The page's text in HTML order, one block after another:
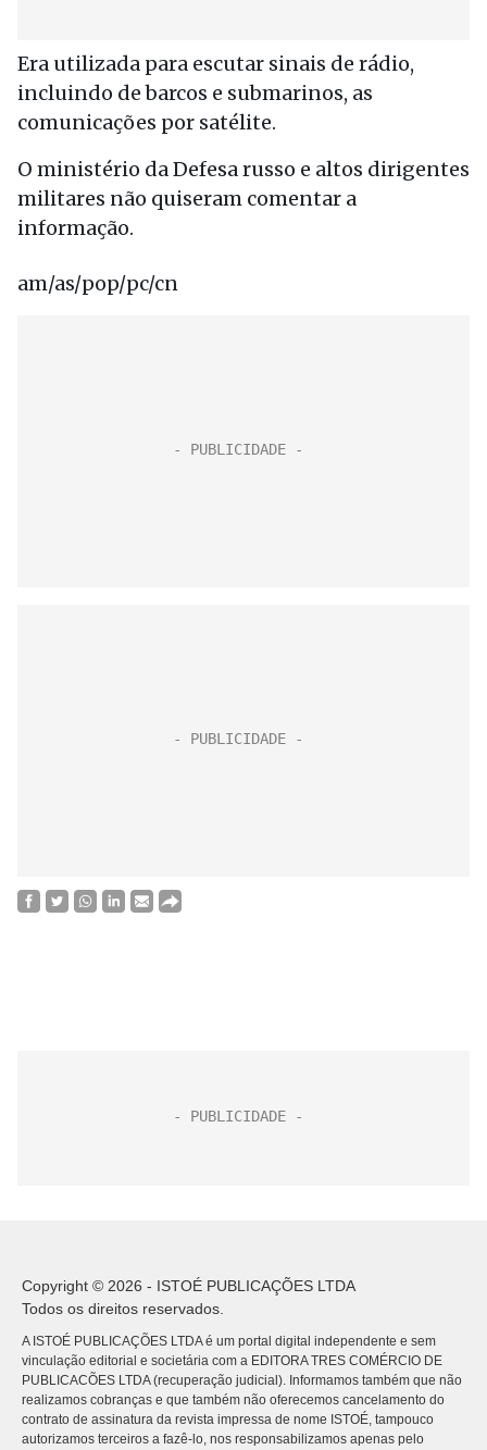
Era utilizada para escutar sinais de rádio,
incluindo de barcos e submarinos, as
comunicações por satélite.
O ministério da Defesa russo e altos dirigentes
militares não quiseram comentar a
informação.
am/as/pop/pc/cn
Copyright © 2026 - ISTOÉ PUBLICAÇÕES LTDA
Todos os direitos reservados.
A ISTOÉ PUBLICAÇÕES LTDA é um portal digital independente e sem
vinculação editorial e societária com a EDITORA TRES COMÉRCIO DE
PUBLICACÕES LTDA (recuperação judicial). Informamos também que não
realizamos cobranças e que também não oferecemos cancelamento do
contrato de assinatura da revista impressa de nome ISTOÉ, tampouco
autorizamos terceiros a fazê-lo, nos responsabilizamos apenas pelo